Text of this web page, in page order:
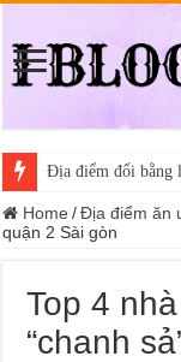
Địa điểm đổi bằng
Home / Địa điểm ăn
quận 2 Sài gòn
Top 4
“chanh